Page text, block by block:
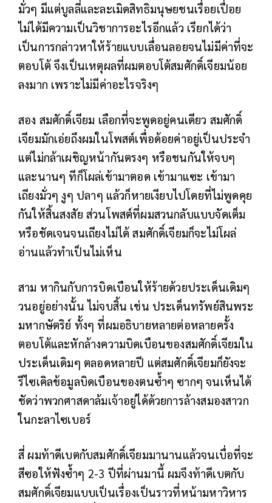
มั่วๆ มีแต่บูลลี่และละเมิดสิทธิมนุษยชนเรื่อยเปื่อย
ไม่ได้มีความเป็นวิชาการอะไรอีกแล้ว เรียกได้ว่า
เป็นการกล่าวหาให้ร้ายแบบเลื่อนลอยจนไม่มีค่าที่จะ
ตอบโต้ จึงเป็นเหตุผลที่ผมตอบโต้สมศักดิ์เจียมน้อย
ลงมาก เพราะไม่มีค่าอะไรจริงๆ
สอง สมศักดิ์เจียม เลือกที่จะพูดอยู่คนเดียว สมศักดิ์
เจียมมักเอ่ยถึงผมในโพสต์เพื่อด้อยค่าอยู่เป็นประจำ
แต่ไม่กล้าเผชิญหน้ากันตรงๆ หรือชนกันให้จบๆ
และนานๆ ทีก็โผล่เข้ามาตอด เข้ามาแซะ เข้ามา
เถียงมั่วๆ งูๆ ปลาๆ แล้วก็หายเงียบไปโดยที่ไม่พูดคุย
กันให้สิ้นสงสัย ส่วนโพสต์ที่ผมสวนกลับแบบจัดเต็ม
หรือชัดเจนจนเถียงไม่ได้ สมศักดิ์เจียมก็จะไม่โผล่
อ่านแล้วทำเป็นไม่เห็น
สาม หากินกับการบิดเบือนให้ร้ายด้วยประเด็นเดิมๆ
วนอยู่อย่างนั้น ไม่จบสิ้น เช่น ประเด็นทรัพย์สินพระ
มหากษัตริย์ ทั้งๆ ที่ผมอธิบายหลายต่อหลายครั้ง
ตอบโต้และหักล้างความบิดเบือนของสมศักดิ์เจียมใน
ประเด็นเดิมๆ ตลอดหลายปี แต่สมศักดิ์เจียมก็ยังจะ
รีไซเคิลข้อมูลบิดเบือนของตนซ้ำๆ ซากๆ จนเห็นได้
ชัดว่าพวกศาสดาล้มเจ้าอยู่ได้ด้วยการล้างสมองสาวก
ในกะลาไซเบอร์
สี่ ผมท้าดีเบตกับสมศักดิ์เจียมมานานแล้วจนเบื่อที่จะ
สีซอให้ฟังซ้ำๆ 2-3 ปีที่ผ่านมานี้ ผมจึงท้าดีเบตกับ
สมศักดิ์เจียมแบบเป็นเรื่องเป็นราวที่หน้ามหาวิหาร